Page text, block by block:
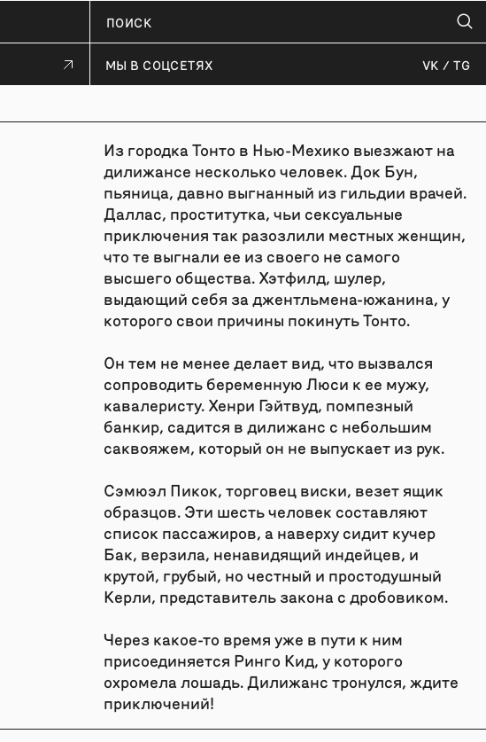
МЫ В СОЦСЕТЯХ VK TG
Из городка Тонто в Нью-Мехико выезжают на
дилижансе несколько человек. Док Бун,
пьяница, давно выгнанный из гильдии врачей.
Даллас, проститутка, чьи сексуальные
приключения так разозлили местных женщин,
что те выгнали ее из своего не самого
высшего общества. Хэтфилд, шулер,
выдающий себя за джентльмена-южанина, у
которого свои причины покинуть Тонто.
Он тем не менее делает вид, что вызвался
сопроводить беременную Люси к ее мужу,
кавалеристу. Хенри Гэйтвуд, помпезный
банкир, садится в дилижанс с небольшим
саквояжем, который он не выпускает из рук.
Сэмюэл Пикок, торговец виски, везет ящик
образцов. Эти шесть человек составляют
список пассажиров, а наверху сидит кучер
Бак, верзила, ненавидящий индейцев, и
крутой, грубый, но честный и простодушный
Керли, представитель закона с дробовиком.
Через какое-то время уже в пути к ним
присоединяется Ринго Кид, у которого
охромела лошадь. Дилижанс тронулся, ждите
приключений!